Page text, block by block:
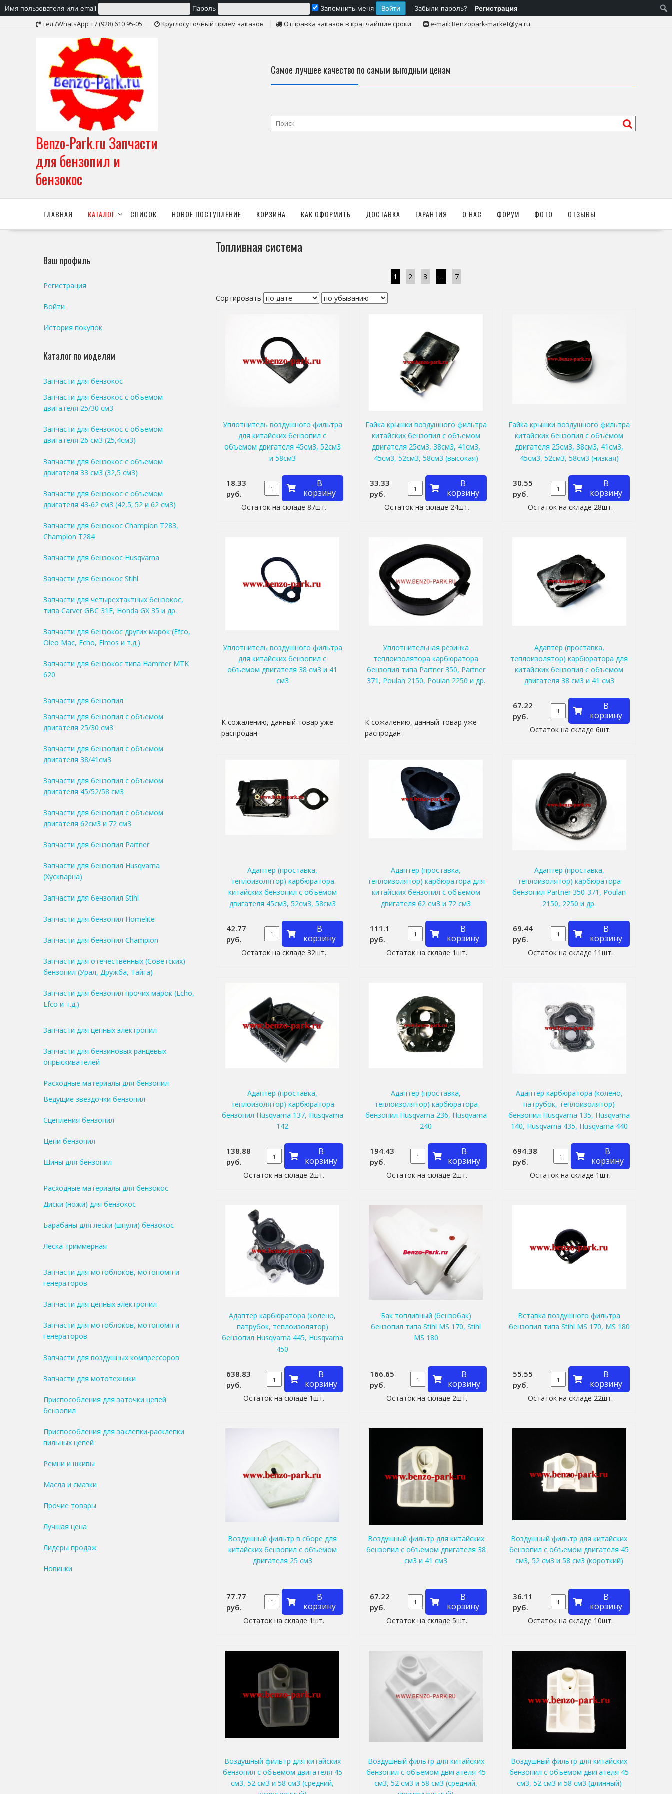
Имя пользователя или email Пароль Запомнить меня Забыли пароль? Регистрация
тел./WhatsApp +7 (928) 610 95-05 Круглосуточный прием заказов Отправка заказов в кратчайшие сроки e-mail: Benzopark-market@ya.ru
Benzo-Park.ru Запчасти
для бензопил и
бензокос
Самое лучшее качество по самым выгодным ценам
ГЛАВНАЯ КАТАЛОГ СПИСОК НОВОЕ ПОСТУПЛЕНИЕ КОРЗИНА КАК ОФОРМИТЬ ДОСТАВКА ГАРАНТИЯ О НАС ФОРУМ ФОТО ОТЗЫВЫ
Топливная система
1 2 3 … 7
Сортировать
Уплотнитель воздушного фильтра
для китайских бензопил с
объемом двигателя 45см3, 52см3
и 58см3
18.33
руб.
В
корзину
Остаток на складе 87шт.
Гайка крышки воздушного фильтра
китайских бензопил с объемом
двигателя 25см3, 38см3, 41см3,
45см3, 52см3, 58см3 (высокая)
33.33
руб.
В
корзину
Остаток на складе 24шт.
Гайка крышки воздушного фильтра
китайских бензопил с объемом
двигателя 25см3, 38см3, 41см3,
45см3, 52см3, 58см3 (низкая)
30.55
руб.
В
корзину
Остаток на складе 28шт.
Уплотнитель воздушного фильтра
для китайских бензопил с
объемом двигателя 38 см3 и 41
см3
К сожалению, данный товар уже
распродан
Уплотнительная резинка
теплоизолятора карбюратора
бензопил типа Partner 350, Partner
371, Poulan 2150, Poulan 2250 и др.
К сожалению, данный товар уже
распродан
Адаптер (проставка,
теплоизолятор) карбюратора для
китайских бензопил с объемом
двигателя 38 см3 и 41 см3
67.22
руб.
В
корзину
Остаток на складе 6шт.
Адаптер (проставка,
теплоизолятор) карбюратора
китайских бензопил с объемом
двигателя 45см3, 52см3, 58см3
42.77
руб.
В
корзину
Остаток на складе 32шт.
Адаптер (проставка,
теплоизолятор) карбюратора для
китайских бензопил с объемом
двигателя 62 см3 и 72 см3
111.1
руб.
В
корзину
Остаток на складе 1шт.
Адаптер (проставка,
теплоизолятор) карбюратора
бензопил Partner 350-371, Poulan
2150, 2250 и др.
69.44
руб.
В
корзину
Остаток на складе 11шт.
Адаптер (проставка,
теплоизолятор) карбюратора
бензопил Husqvarna 137, Husqvarna
142
138.88
руб.
В
корзину
Остаток на складе 2шт.
Адаптер (проставка,
теплоизолятор) карбюратора
бензопил Husqvarna 236, Husqvarna
240
194.43
руб.
В
корзину
Остаток на складе 2шт.
Адаптер карбюратора (колено,
патрубок, теплоизолятор)
бензопил Husqvarna 135, Husqvarna
140, Husqvarna 435, Husqvarna 440
694.38
руб.
В
корзину
Остаток на складе 1шт.
Адаптер карбюратора (колено,
патрубок, теплоизолятор)
бензопил Husqvarna 445, Husqvarna
450
638.83
руб.
В
корзину
Остаток на складе 1шт.
Бак топливный (бензобак)
бензопил типа Stihl MS 170, Stihl
MS 180
166.65
руб.
В
корзину
Остаток на складе 2шт.
Вставка воздушного фильтра
бензопил типа Stihl MS 170, MS 180
55.55
руб.
В
корзину
Остаток на складе 22шт.
Воздушный фильтр в сборе для
китайских бензопил с объемом
двигателя 25 см3
77.77
руб.
В
корзину
Остаток на складе 1шт.
Воздушный фильтр для китайских
бензопил с объемом двигателя 38
см3 и 41 см3
67.22
руб.
В
корзину
Остаток на складе 5шт.
Воздушный фильтр для китайских
бензопил с объемом двигателя 45
см3, 52 см3 и 58 см3 (короткий)
36.11
руб.
В
корзину
Остаток на складе 10шт.
Воздушный фильтр для китайских
бензопил с объемом двигателя 45
см3, 52 см3 и 58 см3 (средний,
Воздушный фильтр для китайских
бензопил с объемом двигателя 45
см3, 52 см3 и 58 см3 (средний,
Воздушный фильтр для китайских
бензопил с объемом двигателя 45
см3, 52 см3 и 58 см3 (длинный)
Ваш профиль
Регистрация
Войти
История покупок
Каталог по моделям
Запчасти для бензокос
Запчасти для бензокос с объемом
двигателя 25/30 см3
Запчасти для бензокос с объемом
двигателя 26 см3 (25,4см3)
Запчасти для бензокос с объемом
двигателя 33 см3 (32,5 см3)
Запчасти для бензокос с объемом
двигателя 43-62 см3 (42,5; 52 и 62 см3)
Запчасти для бензокос Champion T283,
Champion T284
Запчасти для бензокос Husqvarna
Запчасти для бензокос Stihl
Запчасти для четырехтактных бензокос,
типа Carver GBC 31F, Honda GX 35 и др.
Запчасти для бензокос других марок (Efco,
Oleo Mac, Echo, Elmos и т.д.)
Запчасти для бензокос типа Hammer MTK
620
Запчасти для бензопил
Запчасти для бензопил с объемом
двигателя 25/30 см3
Запчасти для бензопил с объемом
двигателя 38/41см3
Запчасти для бензопил с объемом
двигателя 45/52/58 см3
Запчасти для бензопил с объемом
двигателя 62см3 и 72 см3
Запчасти для бензопил Partner
Запчасти для бензопил Husqvarna
(Хускварна)
Запчасти для бензопил Stihl
Запчасти для бензопил Homelite
Запчасти для бензопил Champion
Запчасти для отечественных (Советских)
бензопил (Урал, Дружба, Тайга)
Запчасти для бензопил прочих марок (Echo,
Efco и т.д.)
Запчасти для цепных электропил
Запчасти для бензиновых ранцевых
опрыскивателей
Расходные материалы для бензопил
Ведущие звездочки бензопил
Сцепления бензопил
Цепи бензопил
Шины для бензопил
Расходные материалы для бензокос
Диски (ножи) для бензокос
Барабаны для лески (шпули) бензокос
Леска триммерная
Запчасти для мотоблоков, мотопомп и
генераторов
Запчасти для цепных электропил
Запчасти для мотоблоков, мотопомп и
генераторов
Запчасти для воздушных компрессоров
Запчасти для мототехники
Приспособления для заточки цепей
бензопил
Приспособления для заклепки-расклепки
пильных цепей
Ремни и шкивы
Масла и смазки
Прочие товары
Лучшая цена
Лидеры продаж
Новинки